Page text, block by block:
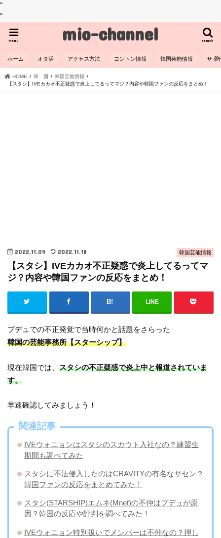
"
"
mio-channel search
menu
ホーム オタ活 アクセス方法 ヨントン情報 韓国芸能情報 サイ
HOME 韓 国
韓国芸能情報
【スタシ】IVEカカオ不正疑惑で炎上してるってマジ？内容や韓国ファンの反応をまとめ！
韓国芸能情報
2022.11.09 2022.11.18
【スタシ】IVEカカオ不正疑惑で炎上してるってマ
ジ？内容や韓国ファンの反応をまとめ！
LINE
プデュでの不正発覚で当時何かと話題をさらった
韓国の芸能事務所【スターシップ】
現在韓国では、スタシの不正疑惑で炎上中と報道されていま
す。
早速確認してみましょう！
関連記事
IVEウォニョンはスタシのスカウト入社なの？練習生
期間も調べてみた
スタシに不法侵入したのはCRAVITYの有名なサセン？
韓国ファンの反応をまとめてみた！
スタシ(STARSHIP)エムネ(Mnet)の不仲はプデュが原
因？韓国の反応や評判を調べてみた！
IVEウォニョン特別扱いでメンバーは不仲なの？押し